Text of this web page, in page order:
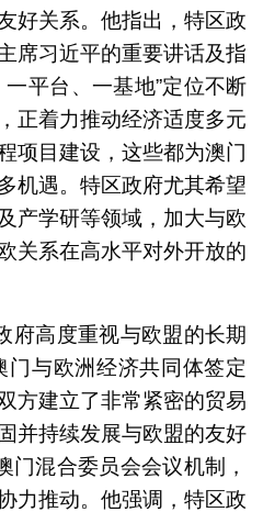
好关系。他指出，特区政
席习近平的重要讲话及指
平台、一基地”定位不断
正着力推动经济适度多元
项目建设，这些都为澳门
机遇。特区政府尤其希望
产学研等领域，加大与欧
关系在高水平对外开放的
府高度重视与欧盟的长期
与欧洲经济共同体签定
方建立了非常紧密的贸易
并持续发展与欧盟的友好
门混合委员会会议机制，
力推动。他强调，特区政